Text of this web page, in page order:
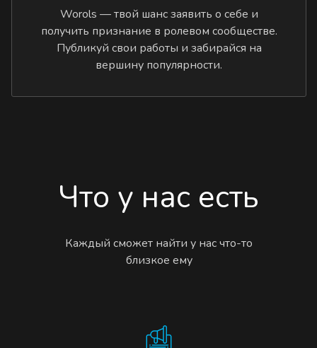
Worols — твой шанс заявить о себе и
получить признание в ролевом сообществе.
Публикуй свои работы и забирайся на
вершину популярности.
Что у нас есть
Каждый сможет найти у нас что-то
близкое ему